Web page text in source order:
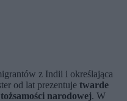
z Indii i określająca
od lat prezentuje twarde
narodowej. W